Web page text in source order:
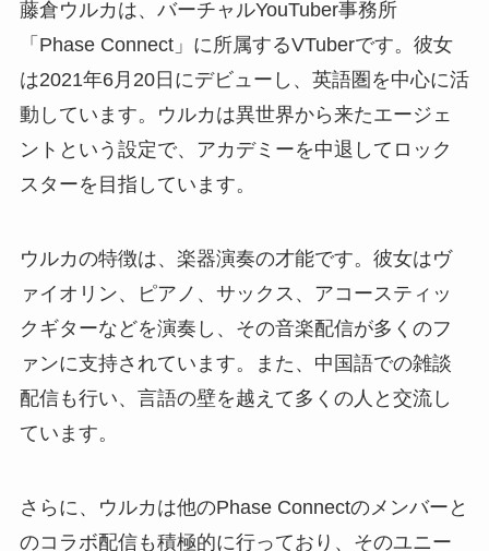
藤倉ウルカは、バーチャルYouTuber事務所
「Phase Connect」に所属するVTuberです。彼女
は2021年6月20日にデビューし、英語圏を中心に活
動しています。ウルカは異世界から来たエージェ
ントという設定で、アカデミーを中退してロック
スターを目指しています。
ウルカの特徴は、楽器演奏の才能です。彼女はヴ
ァイオリン、ピアノ、サックス、アコースティッ
クギターなどを演奏し、その音楽配信が多くのフ
ァンに支持されています。また、中国語での雑談
配信も行い、言語の壁を越えて多くの人と交流し
ています。
さらに、ウルカは他のPhase Connectのメンバーと
のコラボ配信も積極的に行っており、そのユニー